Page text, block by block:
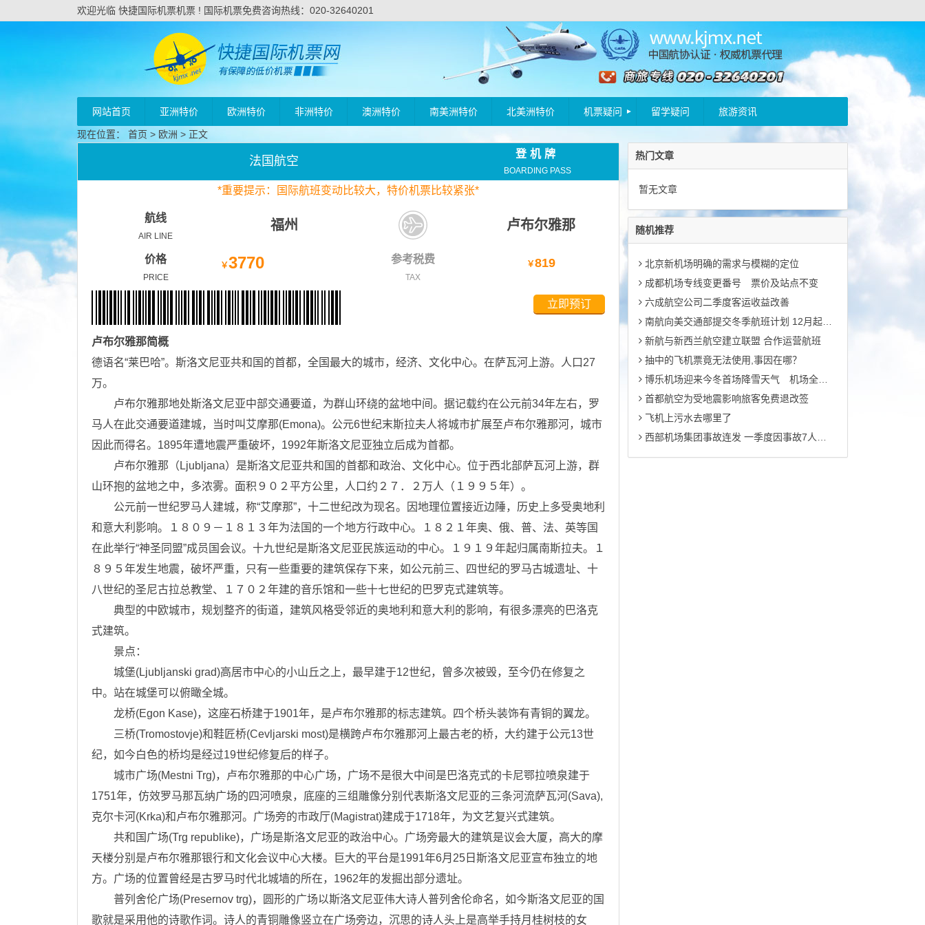
欢迎光临 快捷国际机票机票 ! 国际机票免费咨询热线：020-32640201
网站首页 亚洲特价 欧洲特价 非洲特价 澳洲特价 南美洲特价 北美洲特价 机票疑问 留学疑问 旅游资讯
现在位置： 首页 > 欧洲 > 正文
法国航空
登机牌
BOARDING PASS
*重要提示：国际航班变动比较大，特价机票比较紧张*
航线
AIR LINE
福州 卢布尔雅那
价格
PRICE
￥3770 参考税费
TAX
￥819
立即预订
卢布尔雅那简概
德语名“莱巴哈”。斯洛文尼亚共和国的首都，全国最大的城市，经济、文化中心。在萨瓦河上游。人口27
万。
卢布尔雅那地处斯洛文尼亚中部交通要道，为群山环绕的盆地中间。据记载约在公元前34年左右，罗
马人在此交通要道建城，当时叫艾摩那(Emona)。公元6世纪末斯拉夫人将城市扩展至卢布尔雅那河，城市
因此而得名。1895年遭地震严重破坏，1992年斯洛文尼亚独立后成为首都。
卢布尔雅那（Ljubljana）是斯洛文尼亚共和国的首都和政治、文化中心。位于西北部萨瓦河上游，群
山环抱的盆地之中，多浓雾。面积９０２平方公里，人口约２７．２万人（１９９５年）。
公元前一世纪罗马人建城，称“艾摩那”，十二世纪改为现名。因地理位置接近边陲，历史上多受奥地利
和意大利影响。１８０９－１８１３年为法国的一个地方行政中心。１８２１年奥、俄、普、法、英等国
在此举行“神圣同盟”成员国会议。十九世纪是斯洛文尼亚民族运动的中心。１９１９年起归属南斯拉夫。１
８９５年发生地震，破坏严重，只有一些重要的建筑保存下来，如公元前三、四世纪的罗马古城遗址、十
八世纪的圣尼古拉总教堂、１７０２年建的音乐馆和一些十七世纪的巴罗克式建筑等。
典型的中欧城市，规划整齐的街道，建筑风格受邻近的奥地利和意大利的影响，有很多漂亮的巴洛克
式建筑。
景点：
城堡(Ljubljanski grad)高居市中心的小山丘之上，最早建于12世纪，曾多次被毁，至今仍在修复之
中。站在城堡可以俯瞰全城。
龙桥(Egon Kase)，这座石桥建于1901年，是卢布尔雅那的标志建筑。四个桥头装饰有青铜的翼龙。
三桥(Tromostovje)和鞋匠桥(Cevljarski most)是横跨卢布尔雅那河上最古老的桥，大约建于公元13世
纪，如今白色的桥均是经过19世纪修复后的样子。
城市广场(Mestni Trg)，卢布尔雅那的中心广场，广场不是很大中间是巴洛克式的卡尼鄂拉喷泉建于
1751年，仿效罗马那瓦纳广场的四河喷泉，底座的三组雕像分别代表斯洛文尼亚的三条河流萨瓦河(Sava),
克尔卡河(Krka)和卢布尔雅那河。广场旁的市政厅(Magistrat)建成于1718年，为文艺复兴式建筑。
共和国广场(Trg republike)，广场是斯洛文尼亚的政治中心。广场旁最大的建筑是议会大厦，高大的摩
天楼分别是卢布尔雅那银行和文化会议中心大楼。巨大的平台是1991年6月25日斯洛文尼亚宣布独立的地
方。广场的位置曾经是古罗马时代北城墙的所在，1962年的发掘出部分遗址。
普列舍伦广场(Presernov trg)，圆形的广场以斯洛文尼亚伟大诗人普列舍伦命名，如今斯洛文尼亚的国
歌就是采用他的诗歌作词。诗人的青铜雕像竖立在广场旁边，沉思的诗人头上是高举手持月桂树枝的女
热门文章
暂无文章
随机推荐
北京新机场明确的需求与模糊的定位
成都机场专线变更番号 票价及站点不变
六成航空公司二季度客运收益改善
南航向美交通部提交冬季航班计划 12月起新增纽约航线
新航与新西兰航空建立联盟 合作运营航班
抽中的飞机票竟无法使用,事因在哪？
博乐机场迎来今冬首场降雪天气 机场全力保障运行能力
首都航空为受地震影响旅客免费退改签
飞机上污水去哪里了
西部机场集团事故连发 一季度因事故7人丧生